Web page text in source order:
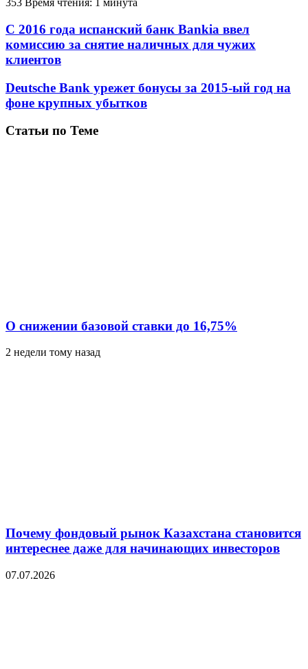
353 Время чтения: 1 минута
С 2016 года испанский банк Bankia ввел
комиссию за снятие наличных для чужих
клиентов
Deutsche Bank урежет бонусы за 2015-ый год на
фоне крупных убытков
Статьи по Теме
О снижении базовой ставки до 16,75%
2 недели тому назад
Почему фондовый рынок Казахстана становится
интереснее даже для начинающих инвесторов
07.07.2026